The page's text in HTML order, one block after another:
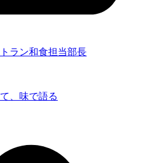
ラン和食担当部長
、味で語る